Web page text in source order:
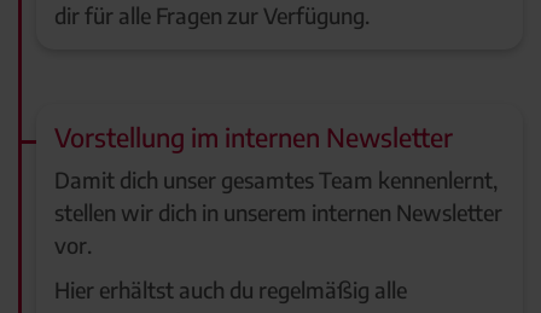
dir für alle Fragen zur Verfügung.
Vorstellung im internen Newsletter
Damit dich unser gesamtes Team kennenlernt,
stellen wir dich in unserem internen Newsletter
vor.
Hier erhältst auch du regelmäßig alle